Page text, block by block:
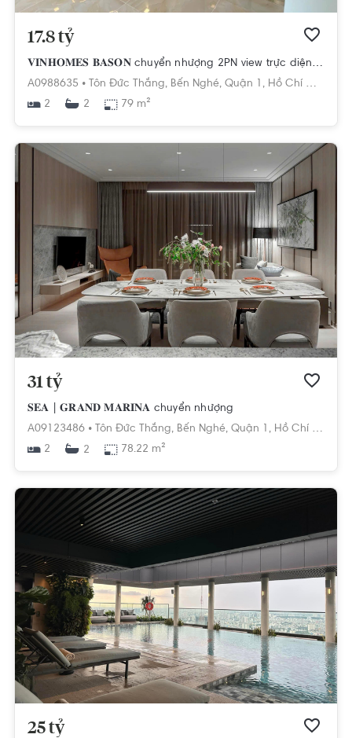
17.8 tỷ
𝐕𝐈𝐍𝐇𝐎𝐌𝐄𝐒 𝐁𝐀𝐒𝐎𝐍 chuyển nhượng 2PN view trực diện CBD Icons, sông SG, Thủ Thiêm
A0988635 • Tôn Đức Thắng, Bến Nghé, Quận 1, Hồ Chí Minh
2
2 79 m²
31 tỷ
𝐒𝐄𝐀 | 𝐆𝐑𝐀𝐍𝐃 𝐌𝐀𝐑𝐈𝐍𝐀 chuyển nhượng
A09123486 • Tôn Đức Thắng, Bến Nghé, Quận 1, Hồ Chí Minh
2
2 78.22 m²
25 tỷ